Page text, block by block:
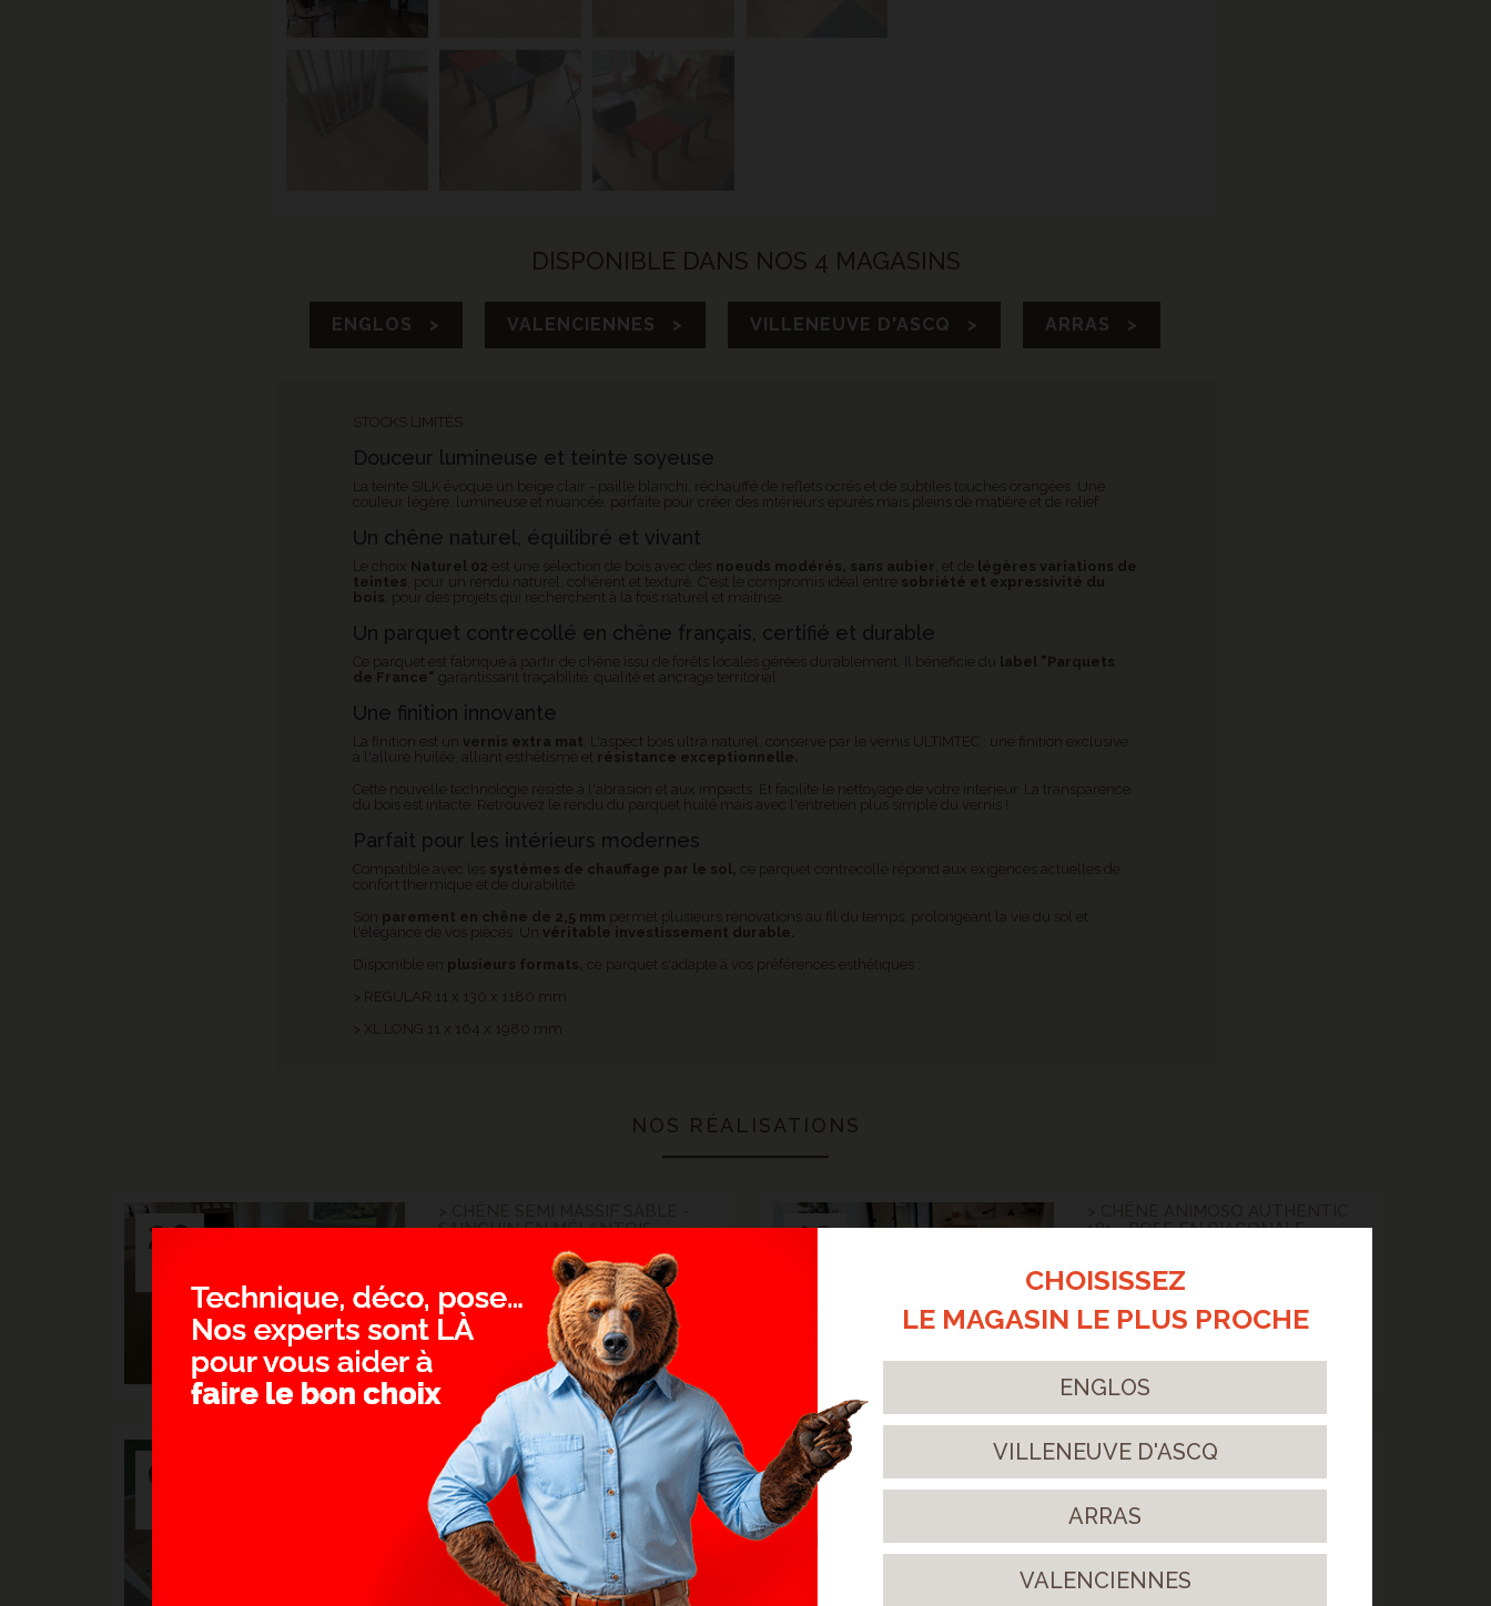
DISPONIBLE DANS NOS 4 MAGASINS
ENGLOS > VALENCIENNES > VILLENEUVE D'ASCQ > ARRAS >
STOCKS LIMITÉS
Douceur lumineuse et teinte soyeuse
La teinte SILK évoque un beige clair - paille blanchi, réchauffé de reflets ocrés et de subtiles touches orangées. Une
couleur légère, lumineuse et nuancée, parfaite pour créer des intérieurs épurés mais pleins de matière et de relief.
Un chêne naturel, équilibré et vivant
Naturel 02 est une sélection de bois avec des noeuds modérés, sans aubier , et de
légères variations de
teintes , pour un rendu naturel, cohérent et texturé. C'est le compromis idéal entre sobriété et expressivité du
bois , pour des projets qui recherchent à la fois naturel et maitrise.
Un parquet contrecollé en chêne français, certifié et durable
Ce parquet est fabriqué à partir de chêne issu de forêts locales gérées durablement. Il bénéficie du
label "Parquets
de France" garantissant traçabilité, qualité et ancrage territorial.
Une finition innovante
La finition est un vernis extra mat . L'aspect bois ultra naturel, conservé par le vernis ULTIMTEC : une finition exclusive
à l'allure huilée, alliant esthétisme et résistance exceptionnelle.
Cette nouvelle technologie résiste à l'abrasion et aux impacts. Et facilite le nettoyage de votre intérieur. La transparence
du bois est intacte. Retrouvez le rendu du parquet huilé mais avec l'entretien plus simple du vernis !
Parfait pour les intérieurs modernes
Compatible avec les systèmes de chauffage par le sol,
ce parquet contrecollé répond aux exigences actuelles de
confort thermique et de durabilité.
parement en chêne de 2,5 mm
permet plusieurs rénovations au fil du temps, prolongeant la vie du sol et
véritable investissement durable.
plusieurs formats,
ce parquet s'adapte à vos préférences esthétiques :
> REGULAR 11 x 130 x 1180 mm
> XL LONG 11 x 164 x 1980 mm
NOS RÉALISATIONS
20
SAINGHIN EN MÉLANTOIS
Un parquet qui semble avoir toujours été
> Lire la suite...
13
181 - POSE EN DIAGONALE
esthétique fort, moderne et dynamique.
06
> CONTRECOLLÉ ESSENCE
VERNIS - ARMENTIERES
Une pose à la française : l'élégance du
savoir-faire
> Lire la suite...
03
Sept.
2025
> CHENE AUTHENTIC ANIMOSO -
ESPACE NUIT - NIEPPE
Un parquet contrecollé qui s'adapte à des
univers différents !
CHOISISSEZ
LE MAGASIN LE PLUS PROCHE
ENGLOS
VILLENEUVE D'ASCQ
ARRAS
VALENCIENNES